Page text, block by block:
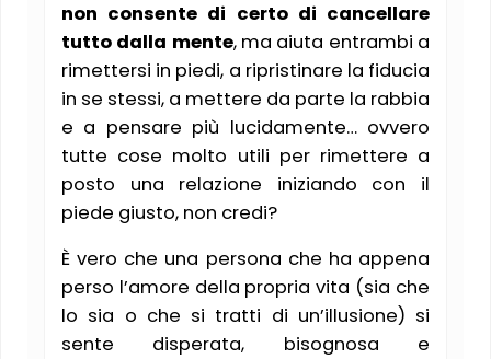
non consente di certo di cancellare
tutto dalla mente, ma aiuta entrambi a
rimettersi in piedi, a ripristinare la fiducia
in se stessi, a mettere da parte la rabbia
e a pensare più lucidamente… ovvero
tutte cose molto utili per rimettere a
posto una relazione iniziando con il
piede giusto, non credi?
È vero che una persona che ha appena
perso l’amore della propria vita (sia che
lo sia o che si tratti di un’illusione) si
sente disperata, bisognosa e